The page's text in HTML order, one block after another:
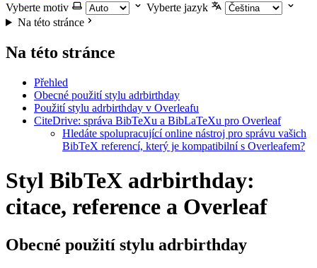
Vyberte motiv
Vyberte jazyk
Na této stránce
Na této stránce
Přehled
Obecné použití stylu adrbirthday
Použití stylu adrbirthday v Overleafu
CiteDrive: správa BibTeXu a BibLaTeXu pro Overleaf
Hledáte spolupracující online nástroj pro správu vašich
BibTeX referencí, který je kompatibilní s Overleafem?
Styl BibTeX adrbirthday:
citace, reference a Overleaf
Obecné použití stylu adrbirthday